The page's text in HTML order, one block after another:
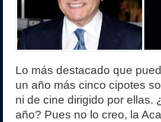
Lo más destacado que
un año más cinco cipotes
ni de cine dirigido por ellas.
año? Pues no lo creo, la